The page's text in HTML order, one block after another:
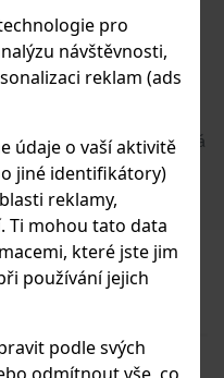
pro
návštěvnosti,
reklam (ads
údaje o vaší aktivitě
jiné identifikátory)
reklamy,
Ti mohou tato data
které jste jim
používání jejich
podle svých
odmítnout vše, co
ovocných pálenek a
které z 90 % pochází z
a zdravé plody, což je
Poněšice 1, 37341 Hluboká